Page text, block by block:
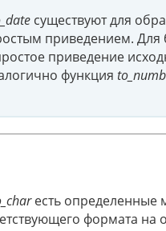
существуют для
приведением.
приведение
функция
есть определенные
формата на